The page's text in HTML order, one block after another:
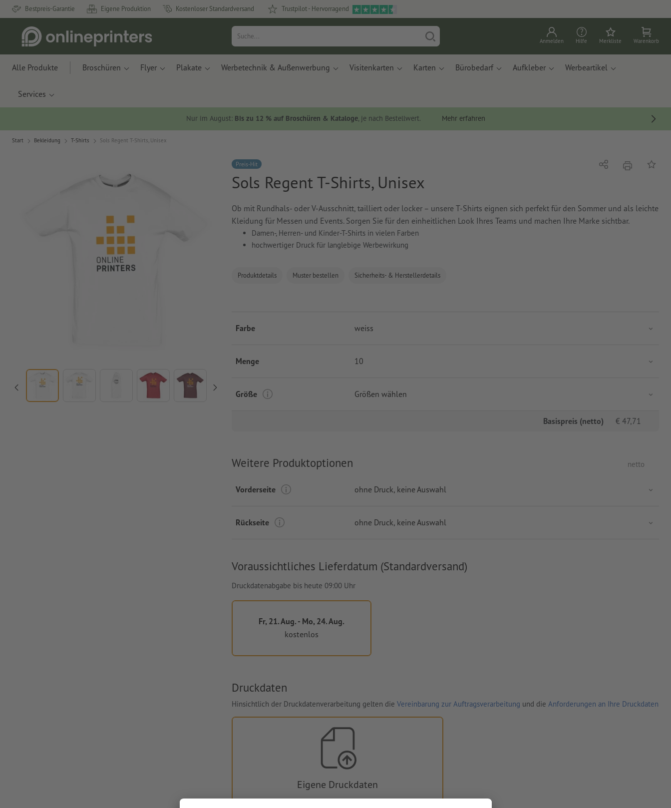
Bestpreis-Garantie Eigene Produktion Kostenloser Standardversand Trustpilot - Hervorragend
Anmelden Hilfe Merkliste Warenkorb
Alle Produkte Broschüren Flyer Plakate Werbetechnik & Außenwerbung Visitenkarten Karten Bürobedarf Aufkleber Werbeartikel
Services
Nur im August: Bis zu 12 % auf Broschüren & Kataloge, je nach Bestellwert. Mehr erfahren
Start Bekleidung T-Shirts Sols Regent T-Shirts, Unisex
Preis-Hit
Sols Regent T-Shirts, Unisex
Ob mit Rundhals- oder V-Ausschnitt, tailliert oder locker – unsere T-Shirts eignen sich perfekt für den Sommer und als leichte
Kleidung für Messen und Events. Sorgen Sie für den einheitlichen Look Ihres Teams und machen Ihre Marke sichtbar.
Damen-, Herren- und Kinder-T-Shirts in vielen Farben
hochwertiger Druck für langlebige Werbewirkung
Produktdetails Muster bestellen Sicherheits- & Herstellerdetails
Teilen DruckenAuf
Farbe weiss
Menge 10
Größe Größen wählen
Basispreis (netto) € 47,71
Weitere Produktoptionen netto
Vorderseite ohne Druck, keine Auswahl
Rückseite ohne Druck, keine Auswahl
Voraussichtliches Lieferdatum (Standardversand)
Druckdatenabgabe bis heute 09:00 Uhr
Fr, 21. Aug. - Mo, 24. Aug.
kostenlos
Druckdaten
Hinsichtlich der Druckdatenverarbeitung gelten die Vereinbarung zur Auftragsverarbeitung und die Anforderungen an Ihre Druckdaten
Eigene Druckdaten